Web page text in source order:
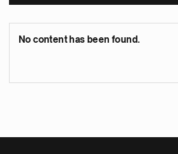
No content has been found.